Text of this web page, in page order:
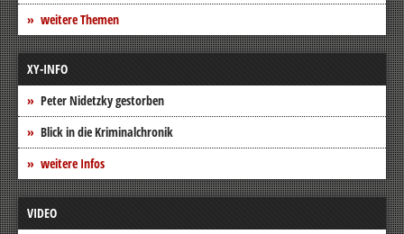
weitere Themen
XY-INFO
Peter Nidetzky gestorben
Blick in die Kriminalchronik
weitere Infos
VIDEO